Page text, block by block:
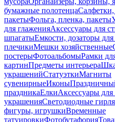
бумажные полотенца
пакетыФольга, пленка, пакеты
для глаженияАксессуары для
шпагатыЕмкости, дозаторы
плечикиМешки хозяйственные
постерыФотоальбомыРамки
картинПредметы интерьера
украшенийСтатуэткиМагниты
сувенирныеИконы
праздникаЕлкиАксессуары
украшенияСветодиодные
фигуры, игрушкиВременные
татуировкиФотобутафория